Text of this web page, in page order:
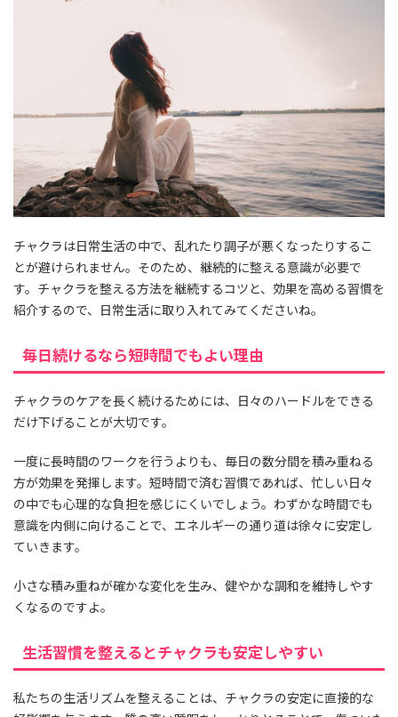
チャクラは日常生活の中で、乱れたり調子が悪くなったりするこ
とが避けられません。そのため、継続的に整える意識が必要で
す。チャクラを整える方法を継続するコツと、効果を高める習慣を
紹介するので、日常生活に取り入れてみてくださいね。
毎日続けるなら短時間でもよい理由
チャクラのケアを長く続けるためには、日々のハードルをできる
だけ下げることが大切です。
一度に長時間のワークを行うよりも、毎日の数分間を積み重ねる
方が効果を発揮します。短時間で済む習慣であれば、忙しい日々
の中でも心理的な負担を感じにくいでしょう。わずかな時間でも
意識を内側に向けることで、エネルギーの通り道は徐々に安定し
ていきます。
小さな積み重ねが確かな変化を生み、健やかな調和を維持しやす
くなるのですよ。
生活習慣を整えるとチャクラも安定しやすい
私たちの生活リズムを整えることは、チャクラの安定に直接的な